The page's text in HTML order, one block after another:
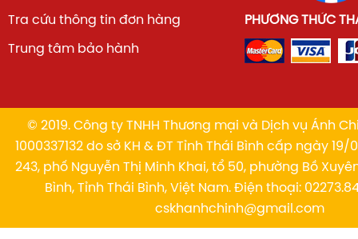
Tra cứu thông tin đơn hàng
Trung tâm bảo hành
PHƯƠNG THỨC
© 2019. Công ty TNHH Thương mại và Dịch vụ Ánh
1000337132 do sở KH & ĐT Tỉnh Thái Bình cấp ngày 19/
243, phố Nguyễn Thị Minh Khai, tổ 50, phường Bồ
Bình, Tỉnh Thái Bình, Việt Nam. Điện thoại:
cskhanhchinh@gmail.com